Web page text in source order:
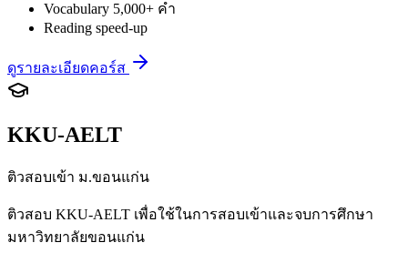
Vocabulary 5,000+ คำ
Reading speed-up
ดูรายละเอียดคอร์ส
KKU-AELT
ติวสอบเข้า ม.ขอนแก่น
ติวสอบ KKU-AELT เพื่อใช้ในการสอบเข้าและจบการศึกษา
มหาวิทยาลัยขอนแก่น